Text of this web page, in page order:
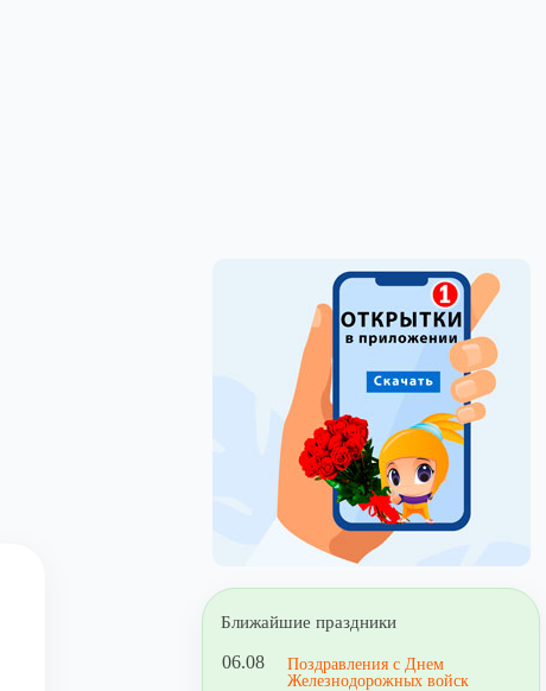
Ближайшие праздники
06.08
Поздравления с Днем
Железнодорожных войск